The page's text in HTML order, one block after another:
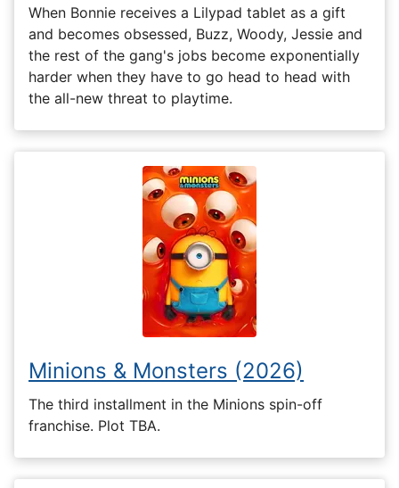
When Bonnie receives a Lilypad tablet as a gift
and becomes obsessed, Buzz, Woody, Jessie and
the rest of the gang's jobs become exponentially
harder when they have to go head to head with
the all-new threat to playtime.
Minions & Monsters (2026)
The third installment in the Minions spin-off
franchise. Plot TBA.